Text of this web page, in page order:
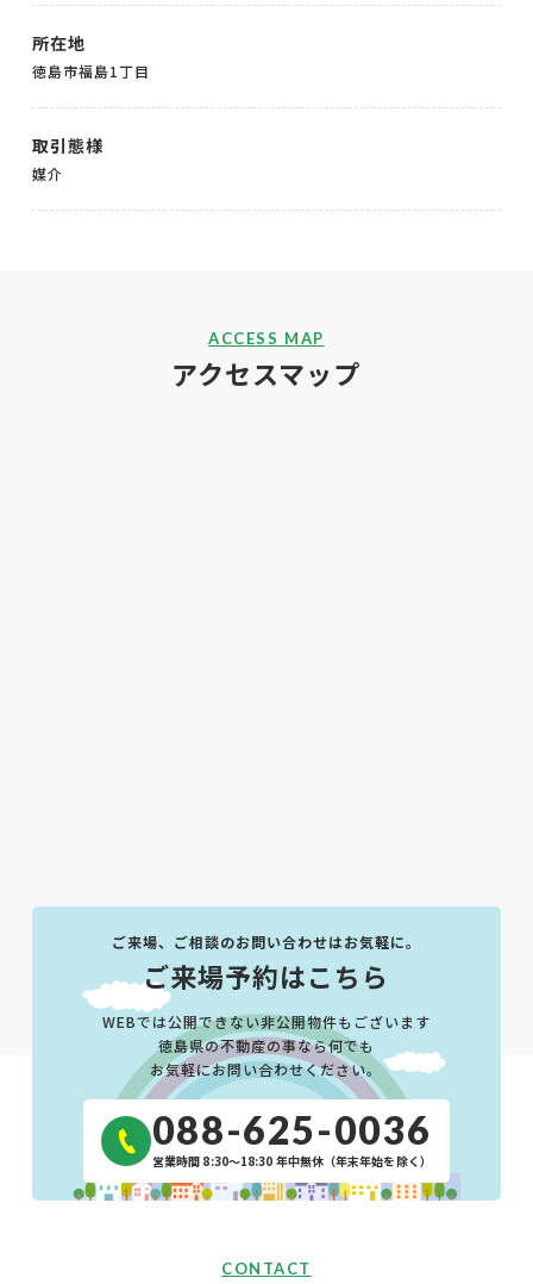
所在地
徳島市福島1丁目
取引態様
媒介
ACCESS MAP
アクセスマップ
ご来場、ご相談のお問い合わせはお気軽に。
ご来場予約はこちら
WEBでは公開できない非公開物件もございます
徳島県の不動産の事なら何でも
お気軽にお問い合わせください。
088-625-0036
営業時間 8:30〜18:30 年中無休（年末年始を除く）
CONTACT